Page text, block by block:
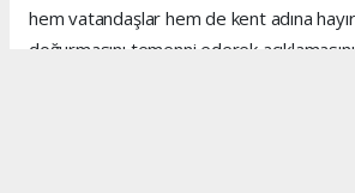
hem vatandaşlar hem de kent adına
doğurmasını temenni ederek